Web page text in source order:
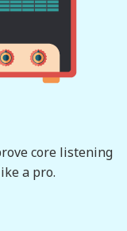
core listening
a pro.